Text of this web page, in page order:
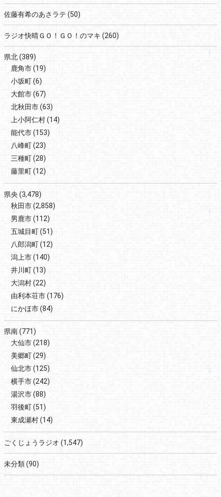
佐藤有希のあさラテ (50)
ラジオ快晴ＧＯ！ＧＯ！のマキ (260)
県北(389)
鹿角市(19)
小坂町(6)
大館市(67)
北秋田市(63)
上小阿仁村(14)
能代市(153)
八峰町(23)
三種町(28)
藤里町(12)
県央(3,478)
秋田市(2,858)
男鹿市(112)
五城目町(51)
八郎潟町(12)
潟上市(140)
井川町(13)
大潟村(22)
由利本荘市(176)
にかほ市(84)
県南(771)
大仙市(218)
美郷町(29)
仙北市(125)
横手市(242)
湯沢市(88)
羽後町(51)
東成瀬村(14)
ごくじょうラジオ (1,547)
未分類(90)